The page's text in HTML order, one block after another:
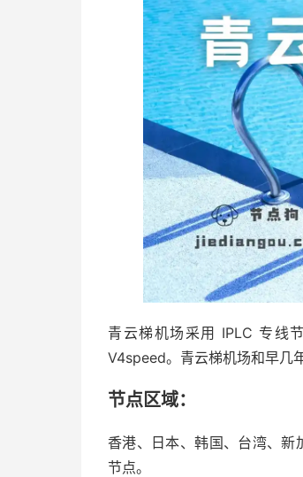
青云梯机场采用 IPLC 专线
V4speed。青云梯机场和早几
节点区域：
香港、日本、韩国、台湾、
节点。